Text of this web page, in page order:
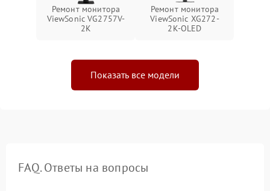
Ремонт монитора
ViewSonic VG2757V-
2K
Ремонт монитора
ViewSonic XG272-
2K-OLED
Показать все модели
FAQ. Ответы на вопросы